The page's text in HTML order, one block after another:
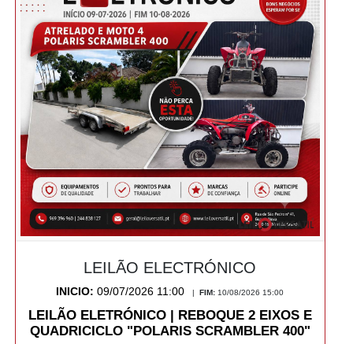
LEILÃO ELECTRÓNICO
INICIO:09/07/2026 11:00 FIM:10/08/2026 15:00
LEILÃO ELETRÓNICO | REBOQUE 2 EIXOS E
QUADRICICLO "POLARIS SCRAMBLER 400"